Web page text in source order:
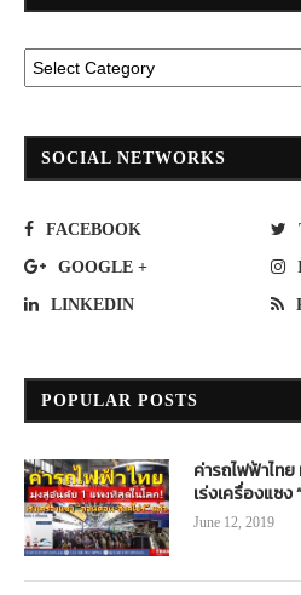
SOCIAL NETWORKS
FACEBOOK
GOOGLE +
LINKEDIN
POPULAR POSTS
ค่ารถไฟฟ้าไท
เร่งเครื่องแซ
June 12, 2019